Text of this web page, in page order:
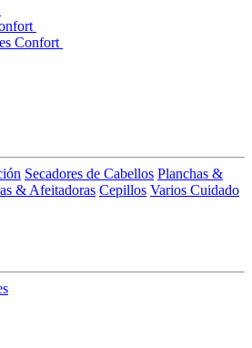
Confort
Secadores de Cabellos Planchas &
& Afeitadoras Cepillos Varios Cuidado